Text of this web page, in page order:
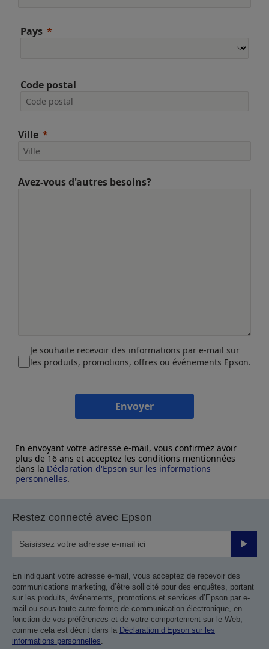
Pays
Code postal
Ville
Avez-vous d'autres besoins?
Je souhaite recevoir des informations par e-mail sur
les produits, promotions, offres ou événements Epson.
Envoyer
En envoyant votre adresse e-mail, vous confirmez avoir
plus de 16 ans et acceptez les conditions mentionnées
dans la Déclaration d'Epson sur les informations
personnelles.
Restez connecté avec Epson
Valider
En indiquant votre adresse e-mail, vous acceptez de recevoir des
communications marketing, d’être sollicité pour des enquêtes, portant
sur les produits, événements, promotions et services d’Epson par e-
mail ou sous toute autre forme de communication électronique, en
fonction de vos préférences et de votre comportement sur le Web,
comme cela est décrit dans la Déclaration d’Epson sur les
informations personnelles.